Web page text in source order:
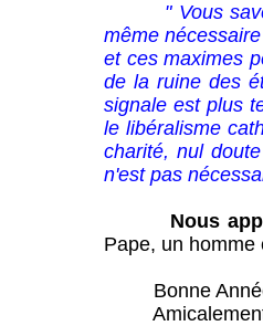
" Vous
même
et ces maximes
de la ruine des
signale est plus
le libéralisme
charité, nul
n'est pas
Nous
Pape, un homme
Bonne
Amicalement